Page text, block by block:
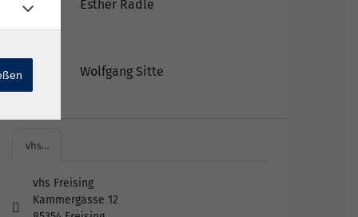
Esther Rädle
Wolfgang Sitte
vhs…
vhs Freising
Kammergasse 12